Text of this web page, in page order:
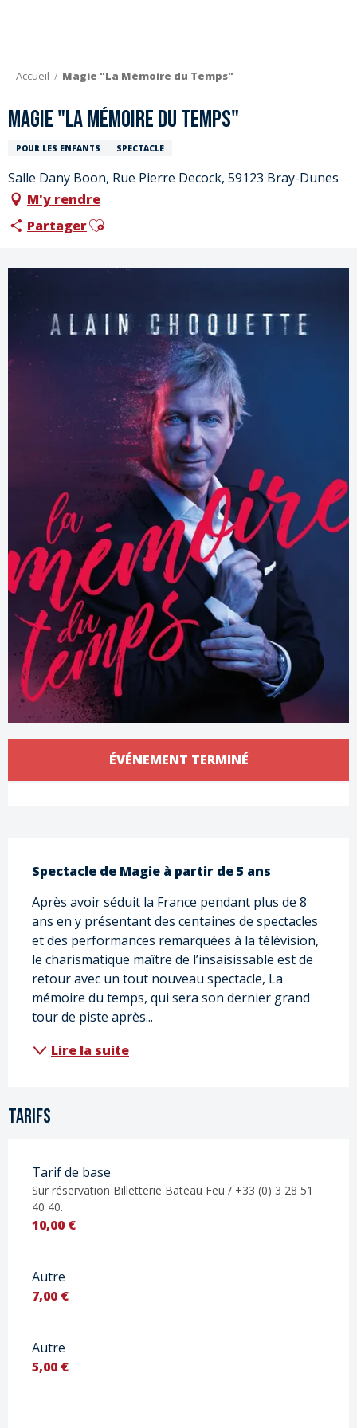
Accueil Magie "La Mémoire du Temps"
Magie "La Mémoire du Temps"
POUR LES ENFANTS SPECTACLE
Salle Dany Boon, Rue Pierre Decock, 59123 Bray-Dunes
M'y rendre
PartagerAjouter aux favoris
Ouverture et coordonnées
ÉVÉNEMENT TERMINÉ
Description
Spectacle de Magie à partir de 5 ans
Après avoir séduit la France pendant plus de 8
ans en y présentant des centaines de spectacles
et des performances remarquées à la télévision,
le charismatique maître de l’insaisissable est de
retour avec un tout nouveau spectacle, La
mémoire du temps, qui sera son dernier grand
tour de piste après...
Lire la suite
Tarifs
Tarif de base
Sur réservation Billetterie Bateau Feu / +33 (0) 3 28 51
40 40.
10,00 €
Autre
7,00 €
Autre
5,00 €